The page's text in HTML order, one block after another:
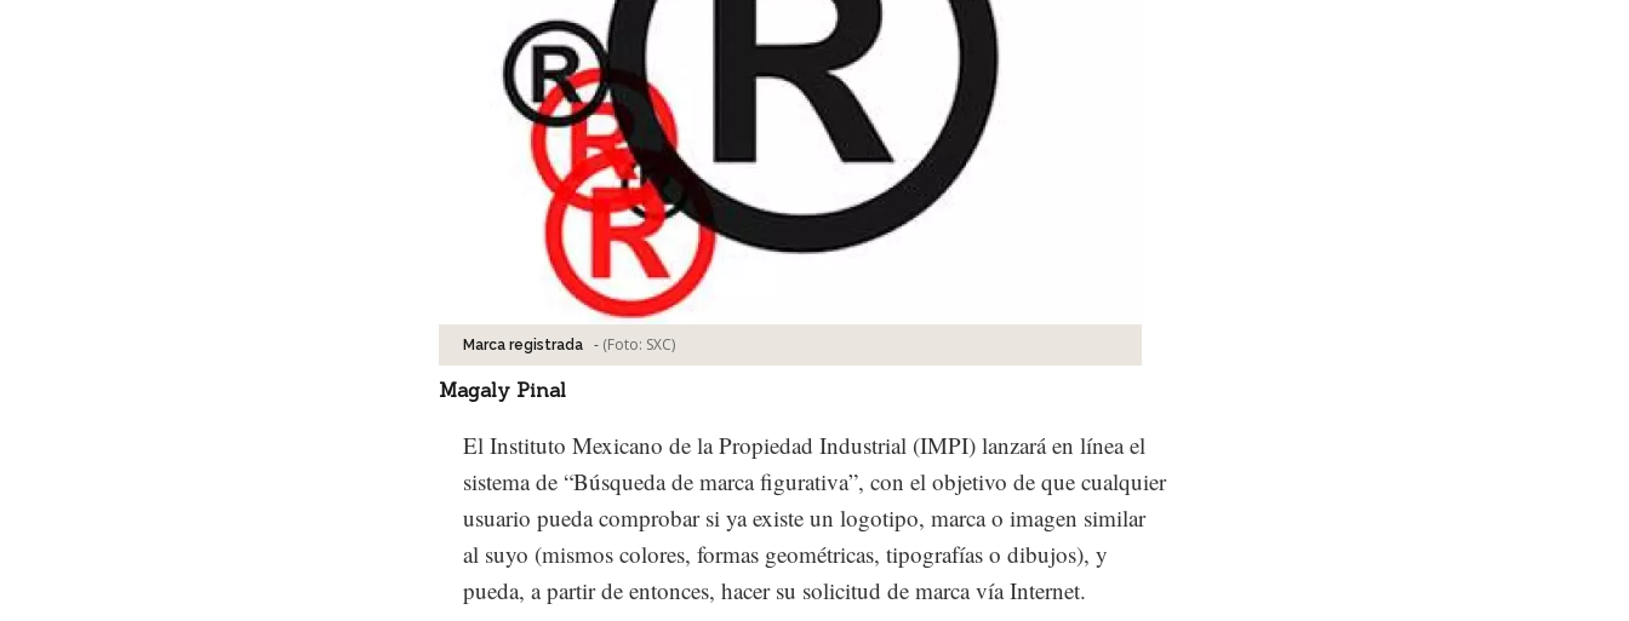
Marca registrada - (Foto: SXC)
Magaly Pinal
El Instituto Mexicano de la Propiedad Industrial (IMPI) lanzará en línea el
sistema de “Búsqueda de marca figurativa”, con el objetivo de que cualquier
usuario pueda comprobar si ya existe un logotipo, marca o imagen similar
al suyo (mismos colores, formas geométricas, tipografías o dibujos), y
pueda, a partir de entonces, hacer su solicitud de marca vía Internet.